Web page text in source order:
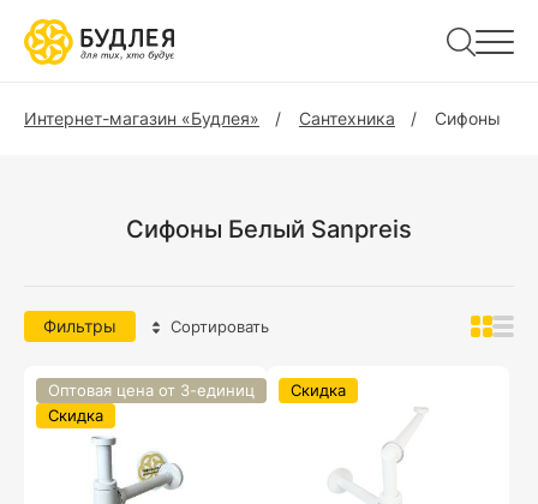
Интернет-магазин «Будлея» Сантехника Сифоны
Сифоны Белый Sanpreis
Фильтры Сортировать
Оптовая цена от 3-единиц
Скидка
Скидка